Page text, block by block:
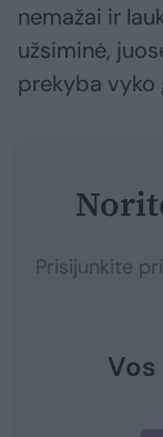
nemažai ir
užsiminė,
prekyba vyko
Prisijunkite